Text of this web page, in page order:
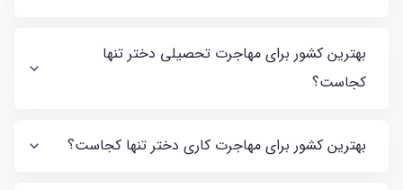
بهترین کشور برای مهاجرت تحصیلی دختر تنها
کجاست؟
بهترین کشور برای مهاجرت کاری دختر تنها کجاست؟